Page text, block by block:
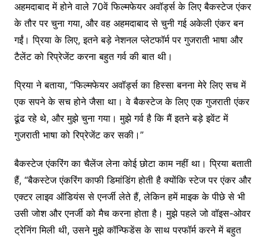
अहमदाबाद में होने वाले 70वें फिल्मफेयर अवॉर्ड्स के लिए बैकस्टेज एंकर
के तौर पर चुना गया, और वह अहमदाबाद से चुनी गई अकेली एंकर बन
गईं। प्रिया के लिए, इतने बड़े नेशनल प्लेटफॉर्म पर गुजराती भाषा और
टैलेंट को रिप्रेजेंट करना बहुत गर्व की बात थी।
प्रिया ने बताया, “फिल्मफेयर अवॉर्ड्स का हिस्सा बनना मेरे लिए सच में
एक सपने के सच होने जैसा था। वे बैकस्टेज के लिए एक गुजराती एंकर
ढूंढ रहे थे, और मुझे चुना गया। मुझे गर्व है कि मैं इतने बड़े इवेंट में
गुजराती भाषा को रिप्रेजेंट कर सकी।”
बैकस्टेज एंकरिंग का चैलेंज लेना कोई छोटा काम नहीं था। प्रिया बताती
हैं, “बैकस्टेज एंकरिंग काफी डिमांडिंग होती है क्योंकि स्टेज पर एंकर और
एक्टर लाइव ऑडियंस से एनर्जी लेते हैं, लेकिन हमें माइक के पीछे से भी
उसी जोश और एनर्जी को मैच करना होता है। मुझे पहले जो वॉइस-ओवर
ट्रेनिंग मिली थी, उसने मुझे कॉन्फिडेंस के साथ परफॉर्म करने में बहुत